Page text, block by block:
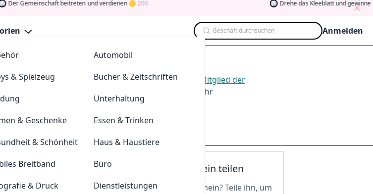
Gemeinschaft beitreten und verdienen 200 Drehe das Kleeblatt und gewinne 5
sportdeal24
Parkettkaiser
Automobil
& Spielzeug
Bücher & Zeitschriften
Unterhaltung
& Geschenke
Essen & Trinken
& Schönheit
Haus & Haustiere
Breitband
Büro
& Druck
Dienstleistungen
Geschäft durchsuchen Anmelden
2026
bestenWELT -Angebote im Aug. 2026.Werden Sie Mitglied der
indem Sie durch Abstimmen, Testen, Teilen und mehr
und gewinnen Sie Geld
Deinen Gutschein teilen
Hast du einen tollen Gutschein? Teile ihn, um